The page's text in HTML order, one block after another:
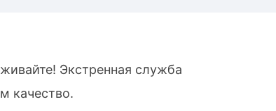
Экстренная служба
качество.